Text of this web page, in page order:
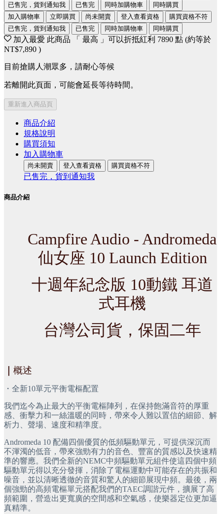
已售完，貨到通知我
已售完 同時加購物車
同時購買
加入購物車
立即購買 尚未開賣 登入查看資格
購買資格不符
已售完，貨到通知我
已售完 同時加購物車 同時購買
加入最愛 此商品 「 最高 」可以折抵紅利 7890 點 (約等於
NT$7,890 )
目前搶購人潮眾多，請耐心等候
若離開此頁面，可能會延長等待時間。
重新進入商品頁
商品介紹
規格說明
購買須知
加入購物車
尚未開賣 登入查看資格 購買資格不符
已售完，貨到通知我
商品介紹
Campfire Audio - Andromeda
仙女座 10 Launch Edition
十週年紀念版 10動鐵 耳道
式耳機
台灣公司貨，保固二年
概述
・ 全新10單元平衡電樞配置
我們迄今為止最大的平衡電樞陣列，在保持飽滿音符的厚重
感、衝擊力和一絲溫暖的同時，帶來令人難以置信的細節、解
析力、聲場、速度和精準度。
Andromeda 10 配備四個優質的低頻驅動單元，可提供深沉而
不渾濁的低音，帶來強勁有力的音色、豐富的質感以及快速精
準的響應。我們全新的NEMC中頻驅動單元組件使這四個中頻
驅動單元得以充分發揮，消除了電樞運動中可能存在的共振和
噪音，並以清晰透徹的音質和驚人的細節展現中頻。最後，兩
個強勁的高頻電樞單元搭配我們的TAEC調諧元件，擴展了高
頻範圍，營造出更寬廣的空間感和空氣感，使樂器定位更加逼
真精準。